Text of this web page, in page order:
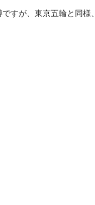
すが、東京五輪と同